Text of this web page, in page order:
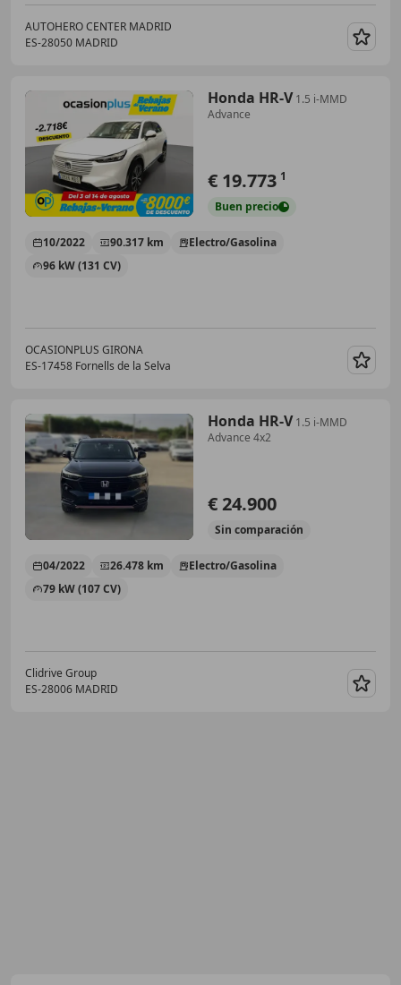
AUTOHERO CENTER MADRID
ES-28050 MADRID
Honda HR-V 1.5 i-MMD
Advance
€ 19.773 1
Buen precio
10/2022 90.317 km
Electro/Gasolina
96 kW (131 CV)
OCASIONPLUS GIRONA
ES-17458 Fornells de la Selva
Honda HR-V 1.5 i-MMD
Advance 4x2
€ 24.900
Sin comparación
04/2022 26.478 km
Electro/Gasolina
79 kW (107 CV)
Clidrive Group
ES-28006 MADRID